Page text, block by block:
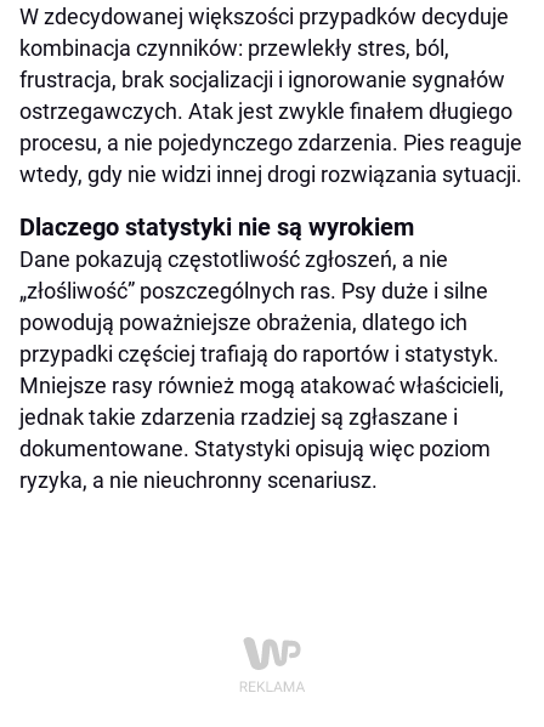
W zdecydowanej większości przypadków decyduje
kombinacja czynników: przewlekły stres, ból,
frustracja, brak socjalizacji i ignorowanie sygnałów
ostrzegawczych. Atak jest zwykle finałem długiego
procesu, a nie pojedynczego zdarzenia. Pies reaguje
wtedy, gdy nie widzi innej drogi rozwiązania sytuacji.
Dlaczego statystyki nie są wyrokiem
Dane pokazują częstotliwość zgłoszeń, a nie
„złośliwość” poszczególnych ras. Psy duże i silne
powodują poważniejsze obrażenia, dlatego ich
przypadki częściej trafiają do raportów i statystyk.
Mniejsze rasy również mogą atakować właścicieli,
jednak takie zdarzenia rzadziej są zgłaszane i
dokumentowane. Statystyki opisują więc poziom
ryzyka, a nie nieuchronny scenariusz.